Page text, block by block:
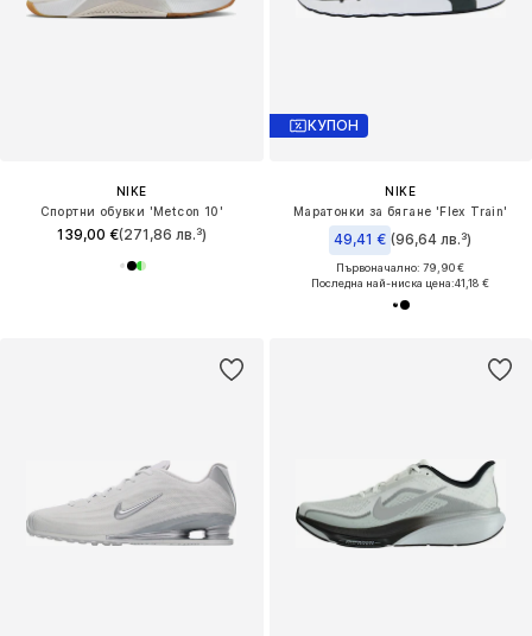
NIKE
Спортни обувки 'Metcon 10'
139,00 €(271,86 лв.³)
КУПОН
NIKE
Маратонки за бягане 'Flex Train'
49,41 € (96,64 лв.³)
Първоначално: 79,90 €
Последна най-ниска цена:41,18 €